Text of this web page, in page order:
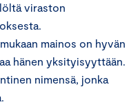
viraston
mainos on hyvän
hänen yksityisyyttään.
nimensä, jonka